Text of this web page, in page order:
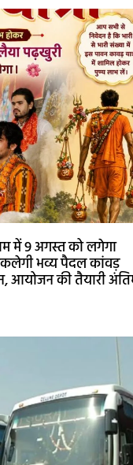
में 9 अगस्त को लगेगा
भव्य पैदल कांवड़
आयोजन की तैयारी